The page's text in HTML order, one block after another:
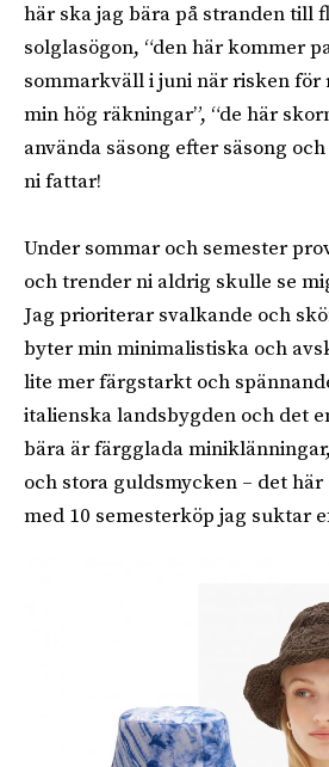
här ska jag bära på stranden till
solglasögon, “den här kommer
sommarkväll i juni när risken för
min hög räkningar”, “de här
använda säsong efter säsong
ni fattar!
Under sommar och semester
och trender ni aldrig skulle se
Jag prioriterar svalkande och
byter min minimalistiska och
lite mer färgstarkt och
italienska landsbygden och det
bära är färgglada
och stora guldsmycken – det
med 10 semesterköp jag suktar